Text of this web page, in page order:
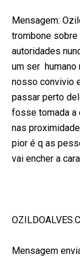
Mensagem:
trombone sobre
autoridades
um ser
nosso convivio
passar perto
fosse tomada
nas
pior é q as
vai encher a
Mensagem